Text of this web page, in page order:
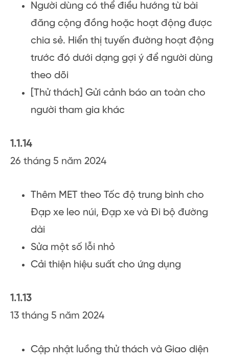
Người dùng có thể điều hướng từ bài
đăng cộng đồng hoặc hoạt động được
chia sẻ. Hiển thị tuyến đường hoạt động
trước đó dưới dạng gợi ý để người dùng
theo dõi
[Thử thách] Gửi cảnh báo an toàn cho
người tham gia khác
1.1.14
26 tháng 5 năm 2024
Thêm MET theo Tốc độ trung bình cho
Đạp xe leo núi, Đạp xe và Đi bộ đường
dài
Sửa một số lỗi nhỏ
Cải thiện hiệu suất cho ứng dụng
1.1.13
13 tháng 5 năm 2024
Cập nhật luồng thử thách và Giao diện